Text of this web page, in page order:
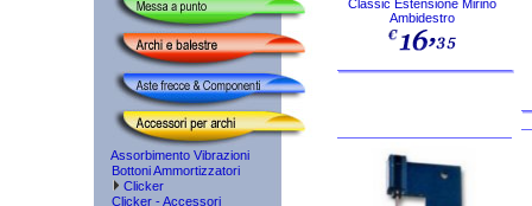
Assorbimento Vibrazioni
Bottoni Ammortizzatori
Clicker
Clicker - Accessori
Classic Estensione Mirino
Ambidestro